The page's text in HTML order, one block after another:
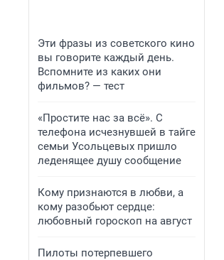
Эти фразы из советского кино
вы говорите каждый день.
Вспомните из каких они
фильмов? — тест
«Простите нас за всё». С
телефона исчезнувшей в тайге
семьи Усольцевых пришло
леденящее душу сообщение
Кому признаются в любви, а
кому разобьют сердце:
любовный гороскоп на август
Пилоты потерпевшего